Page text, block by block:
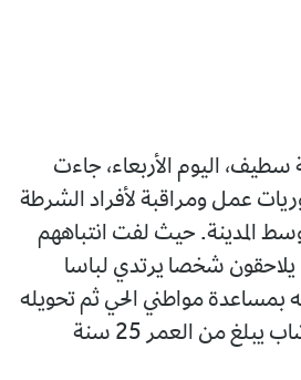
اليوم الأربعاء، جاءت
عمل ومراقبة لأفراد الشرطة
وسط المدينة. حيث لفت انتباههم
يلاحقون شخصا يرتدي لباسا
بمساعدة مواطني الحي ثم تحويله
للمصلحة ليتبين أنه شاب يبلغ من العمر 25 سنة